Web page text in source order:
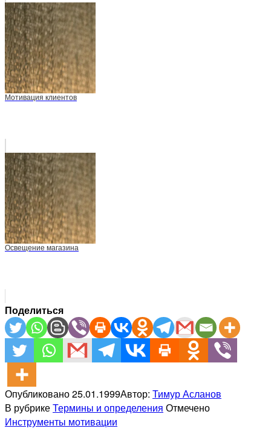
Мотивация клиентов
Освещение магазина
Поделиться
Опубликовано25.01.1999Автор: Тимур Асланов
В рубрикеТермины и определения Отмечено
Инструменты мотивации